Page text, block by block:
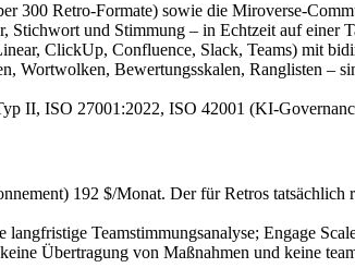
300 Retro-Formate) sowie die Miroverse-
und Stimmung – in Echtzeit auf einer
ClickUp, Confluence, Slack, Teams) mit
Bewertungsskalen, Ranglisten –
II, ISO 27001:2022, ISO 42001 (KI-
192 $/Monat. Der für Retros
Teamstimmungsanalyse; Engage
Übertragung von Maßnahmen und keine